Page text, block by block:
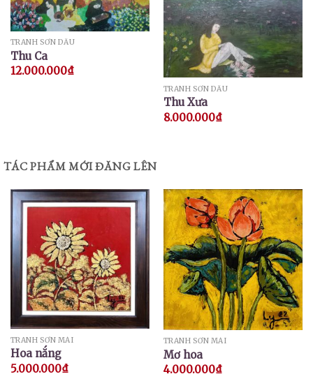
TRANH SƠN DẦU
Thu Ca
12.000.000₫
TRANH SƠN DẦU
Thu Xưa
8.000.000₫
TÁC PHẨM MỚI ĐĂNG LÊN
TRANH SƠN MÀI
Hoa nắng
5.000.000₫
TRANH SƠN MÀI
Mơ hoa
4.000.000₫